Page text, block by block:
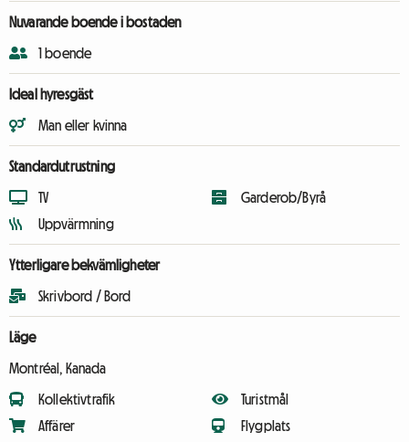
Nuvarande boende i bostaden
1 boende
Ideal hyresgäst
Man eller kvinna
Standardutrustning
TV
Uppvärmning
Garderob/Byrå
Ytterligare bekvämligheter
Skrivbord / Bord
Läge
Montréal, Kanada
Kollektivtrafik
Affärer
Turistmål
Flygplats